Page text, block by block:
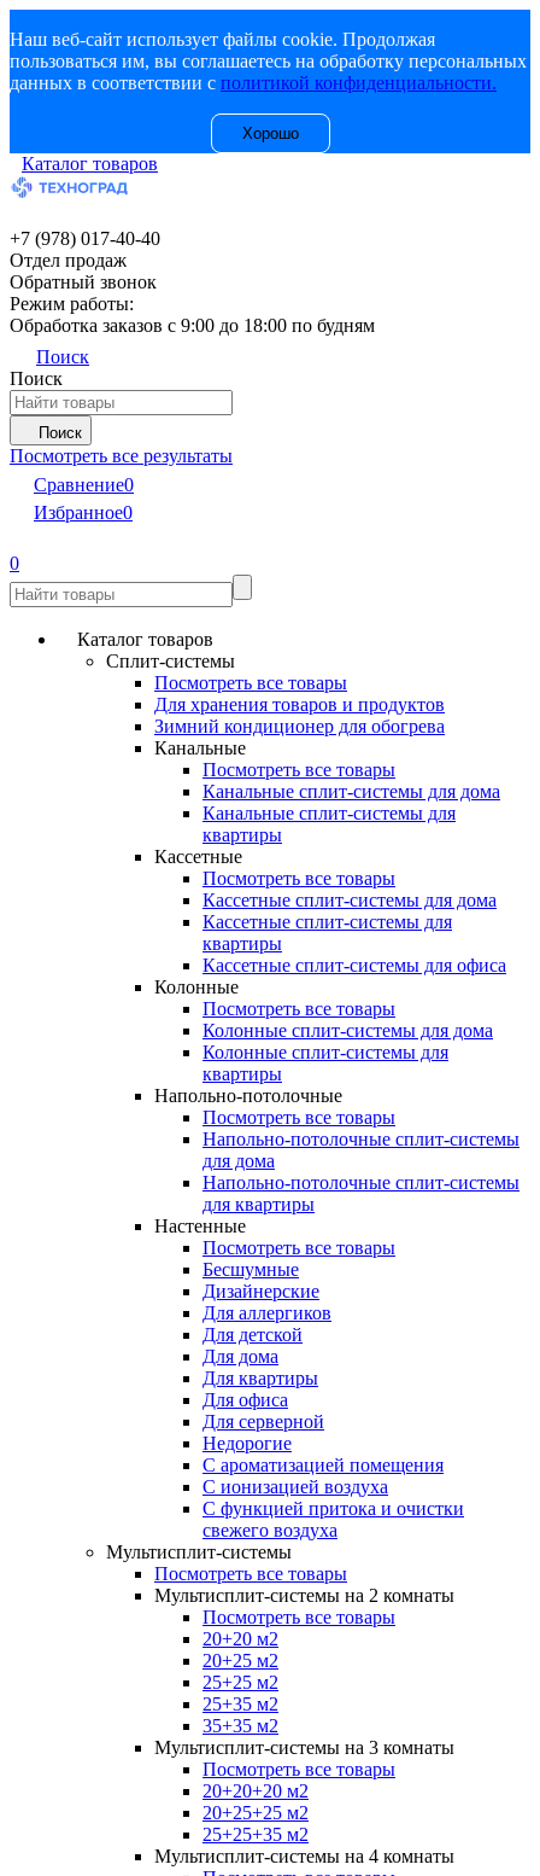
Наш веб-сайт использует файлы cookie. Продолжая
пользоваться им, вы соглашаетесь на обработку персональных
данных в соответствии с политикой конфиденциальности.
Хорошо
Каталог товаров
+7 (978) 017-40-40
Отдел продаж
Обратный звонок
Режим работы:
Обработка заказов с 9:00 до 18:00 по будням
Поиск
Поиск
Поиск
Посмотреть все результаты
Сравнение0
Избранное0
0
Каталог товаров
Сплит-системы
Посмотреть все товары
Для хранения товаров и продуктов
Зимний кондиционер для обогрева
Канальные
Посмотреть все товары
Канальные сплит-системы для дома
Канальные сплит-системы для
квартиры
Кассетные
Посмотреть все товары
Кассетные сплит-системы для дома
Кассетные сплит-системы для
квартиры
Кассетные сплит-системы для офиса
Колонные
Посмотреть все товары
Колонные сплит-системы для дома
Колонные сплит-системы для
квартиры
Напольно-потолочные
Посмотреть все товары
Напольно-потолочные сплит-системы
для дома
Напольно-потолочные сплит-системы
для квартиры
Настенные
Посмотреть все товары
Бесшумные
Дизайнерские
Для аллергиков
Для детской
Для дома
Для квартиры
Для офиса
Для серверной
Недорогие
С ароматизацией помещения
С ионизацией воздуха
С функцией притока и очистки
свежего воздуха
Мультисплит-системы
Посмотреть все товары
Мультисплит-системы на 2 комнаты
Посмотреть все товары
20+20 м2
20+25 м2
25+25 м2
25+35 м2
35+35 м2
Мультисплит-системы на 3 комнаты
Посмотреть все товары
20+20+20 м2
20+25+25 м2
25+25+35 м2
Мультисплит-системы на 4 комнаты